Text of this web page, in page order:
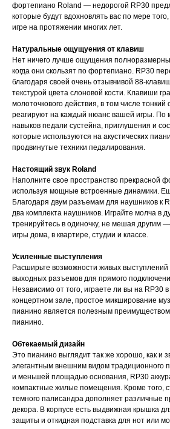
фортепиано Roland — недорогой RP30
которые будут вдохновлять вас по мере
игре на протяжении многих лет.
Натуральные ощущуения от клавиш
Нет ничего лучше ощущения
когда они скользят по фортепиано. RP30
благодаря своей очень отзывчивой 88-
текстурой цвета слоновой кости. Клавиши
молоточкового действия, в том числе тонкий
реагируют на каждый нюанс вашей игры. По
навыков педали сустейна, приглушения и
которые используются на акустических
продвинутые техники педалирования.
Настоящий звук Roland
Наполните свое пространство прекрасной
используя мощные встроенные динамики.
Благодаря двум разъемам для наушников к
два комплекта наушников. Играйте молча в
тренируйтесь в одиночку, не мешая другим
игры дома, в квартире, студии и классе.
Усиленные выступления
Расширьте возможности живых
выходных разъемов для прямого
Независимо от того, играете ли вы на RP30
концертном зале, простое микширование
пианино является полезным преимуществом
пианино.
Обтекаемый дизайн
Это пианино выглядит так же хорошо, как и
элегантным внешним видом традиционного
и меньшей площадью основания, RP30
компактные жилые помещения. Кроме того,
темного палисандра дополняет различные
декора. В корпусе есть выдвижная крышка
защиты и откидная подставка для нот или